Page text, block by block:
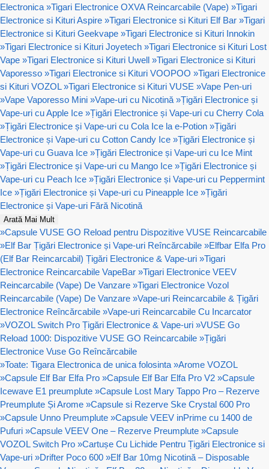
Electronica »Tigari Electronice OXVA Reincarcabile (Vape) »Tigari
Electronice si Kituri Aspire »Tigari Electronice si Kituri Elf Bar »Tigari
Electronice si Kituri Geekvape »Tigari Electronice si Kituri Innokin
»Tigari Electronice si Kituri Joyetech »Tigari Electronice si Kituri Lost
Vape »Tigari Electronice si Kituri Uwell »Tigari Electronice si Kituri
Vaporesso »Tigari Electronice si Kituri VOOPOO »Tigari Electronice
si Kituri VOZOL »Tigari Electronice si Kituri VUSE »Vape Pen-uri
»Vape Vaporesso Mini »Vape-uri cu Nicotină »Țigări Electronice și
Vape-uri cu Apple Ice »Țigări Electronice și Vape-uri cu Cherry Cola
»Țigări Electronice și Vape-uri cu Cola Ice la e-Potion »Țigări
Electronice și Vape-uri cu Cotton Candy Ice »Țigări Electronice și
Vape-uri cu Guava Ice »Țigări Electronice și Vape-uri cu Ice Mint
»Țigări Electronice și Vape-uri cu Mango Ice »Țigări Electronice și
Vape-uri cu Peach Ice »Țigări Electronice și Vape-uri cu Peppermint
Ice »Țigări Electronice și Vape-uri cu Pineapple Ice »Țigări
Electronice și Vape-uri Fără Nicotină
Arată Mai Mult
»Capsule VUSE GO Reload pentru Dispozitive VUSE Reincarcabile
»Elf Bar Țigări Electronice și Vape-uri Reîncărcabile »Elfbar Elfa Pro
(Elf Bar Reincarcabil) Țigări Electronice & Vape-uri »Tigari
Electronice Reincarcabile VapeBar »Tigari Electronice VEEV
Reincarcabile (Vape) De Vanzare »Tigari Electronice Vozol
Reincarcabile (Vape) De Vanzare »Vape-uri Reincarcabile & Țigări
Electronice Reîncărcabile »Vape-uri Reincarcabile Cu Incarcator
»VOZOL Switch Pro Țigări Electronice & Vape-uri »VUSE Go
Reload 1000: Dispozitive VUSE GO Reincarcabile »Țigări
Electronice Vuse Go Reîncărcabile
»Toate: Tigara Electronica de unica folosinta »Arome VOZOL
»Capsule Elf Bar Elfa Pro »Capsule Elf Bar Elfa Pro V2 »Capsule
Icewave E1 preumplute »Capsule Lost Mary Tappo Pro – Rezerve
Preumplute Și Arome »Capsule si Rezerve Ske Crystal 600 Pro
»Capsule Unno Preumplute »Capsule VEEV inPrime cu 1400 de
Pufuri »Capsule VEEV One – Rezerve Preumplute »Capsule
VOZOL Switch Pro »Cartușe Cu Lichide Pentru Țigări Electronice si
Vape-uri »Drifter Poco 600 »Elf Bar 10mg Nicotină – Disposable